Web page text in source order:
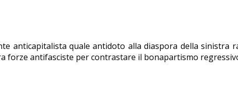
anticapitalista quale antidoto alla diaspora della sinistra
forze antifasciste per contrastare il bonapartismo